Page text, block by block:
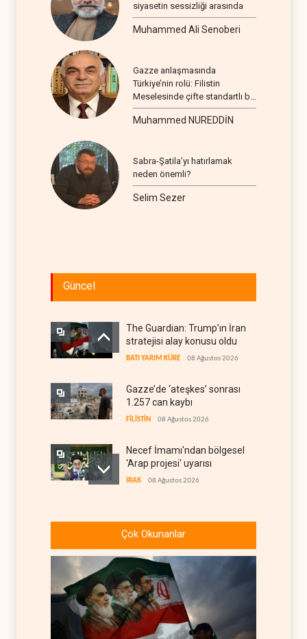
siyasetin sessizliği arasında
Muhammed Ali Senoberi
Gazze anlaşmasında
Türkiye’nin rolü: Filistin
Meselesinde çifte standartlı bir
seyir
Muhammed NUREDDİN
Sabra-Şatila’yı hatırlamak
neden önemli?
Selim Sezer
Güncel
The Guardian: Trump’ın İran
stratejisi alay konusu oldu
BATI YARIM KÜRE 08 Ağustos 2026
Gazze’de ‘ateşkes’ sonrası
1.257 can kaybı
FİLİSTİN 08 Ağustos 2026
Necef İmamı'ndan bölgesel
'Arap projesi' uyarısı
IRAK 08 Ağustos 2026
da yetmedi: Hürmüz’de
gemi vuruldu
Suudi Arabistan, kendisini
savaş sonrası Körfez'e
hazırlıyor
ANALİZLER 08 Ağustos 2026
ABD ekonomisinde İran
Çok Okunanlar